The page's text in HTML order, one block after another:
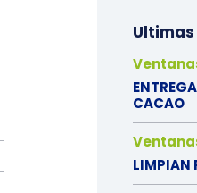
CACAO
LIMPIAN